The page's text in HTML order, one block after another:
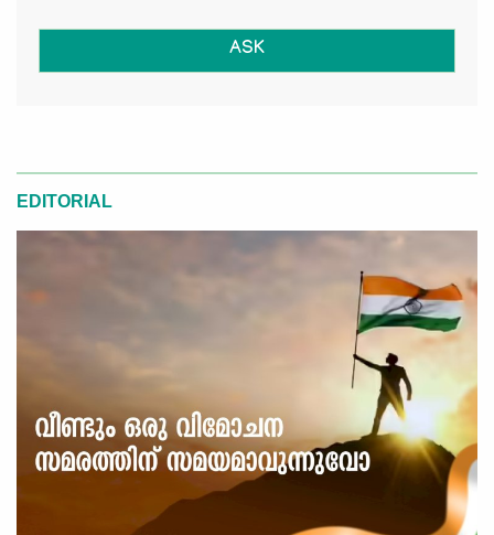
ASK
EDITORIAL